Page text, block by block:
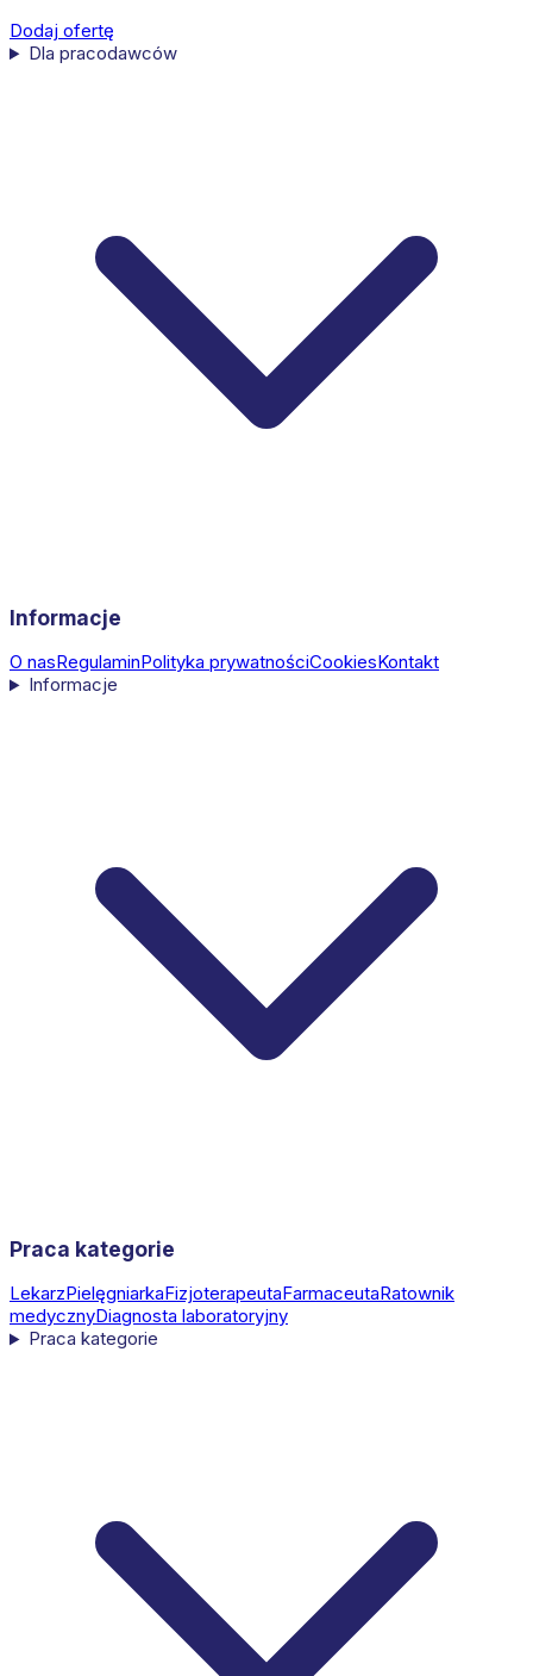
Dodaj ofertę
Dla pracodawców
Informacje
O nasRegulaminPolityka prywatnościCookiesKontakt
Informacje
Praca kategorie
LekarzPielęgniarkaFizjoterapeutaFarmaceutaRatownik
medycznyDiagnosta laboratoryjny
Praca kategorie